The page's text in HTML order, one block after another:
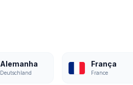
Alemanha
Deutschland
França
France